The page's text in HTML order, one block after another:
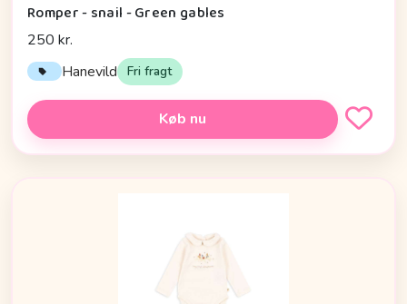
Romper - snail - Green gables
250 kr.
Hanevild Fri fragt
Køb nu